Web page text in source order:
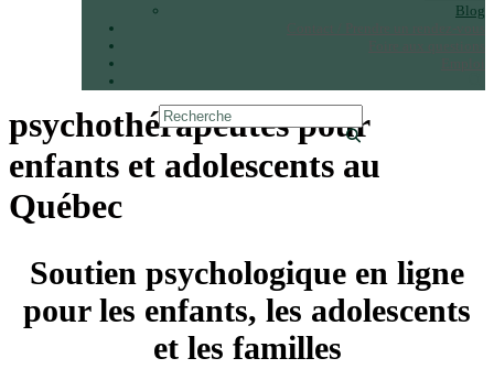
Blog
psychothérapeutes pour
enfants et adolescents au
Québec
Soutien psychologique en ligne
pour les enfants, les adolescents
et les familles